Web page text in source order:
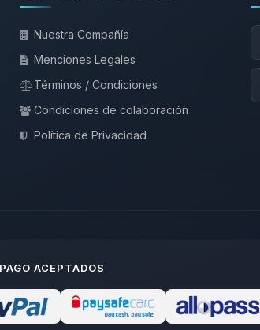
Nuestra Compañía
Menciones Legales
Términos / Condiciones
Condiciones de colaboración
Política de Privacidad
ACEPTADOS